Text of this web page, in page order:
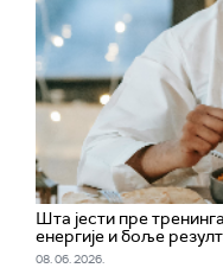
Шта јести пре
енергије и боље
08. 06. 2026.